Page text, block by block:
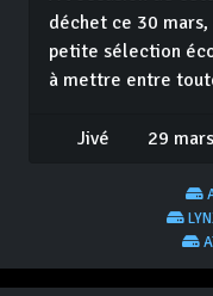
déchet ce 30 mars,
petite sélection
à mettre entre
Jivé 29 mars